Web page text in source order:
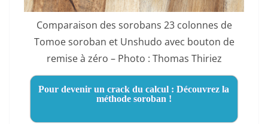
Comparaison des sorobans 23 colonnes de
Tomoe soroban et Unshudo avec bouton de
remise à zéro – Photo : Thomas Thiriez
Pour devenir un crack du calcul : Découvrez la
méthode soroban !